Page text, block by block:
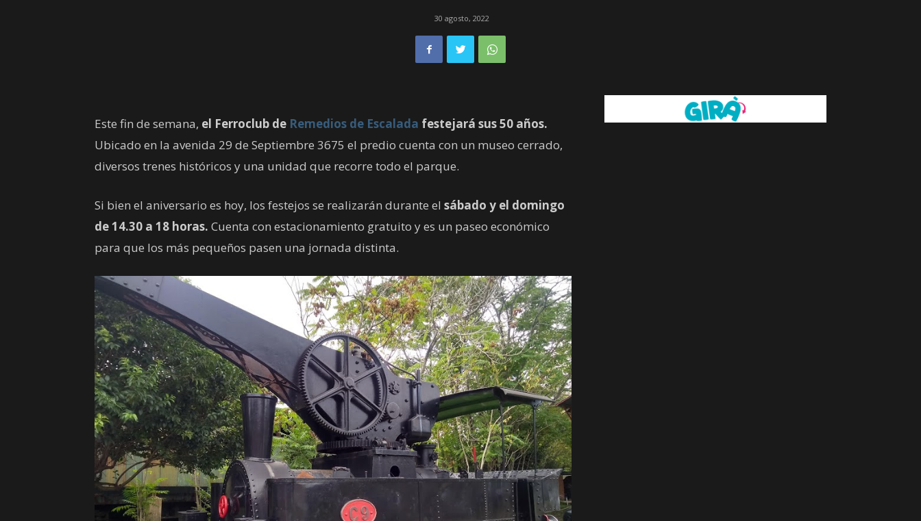
30 agosto, 2022
Este fin de semana, el Ferroclub de Remedios de Escalada festejará sus 50 años.
Ubicado en la avenida 29 de Septiembre 3675 el predio cuenta con un museo cerrado,
diversos trenes históricos y una unidad que recorre todo el parque.
Si bien el aniversario es hoy, los festejos se realizarán durante el sábado y el domingo
de 14.30 a 18 horas. Cuenta con estacionamiento gratuito y es un paseo económico
para que los más pequeños pasen una jornada distinta.